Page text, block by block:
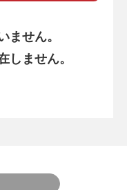
ません。
しません。